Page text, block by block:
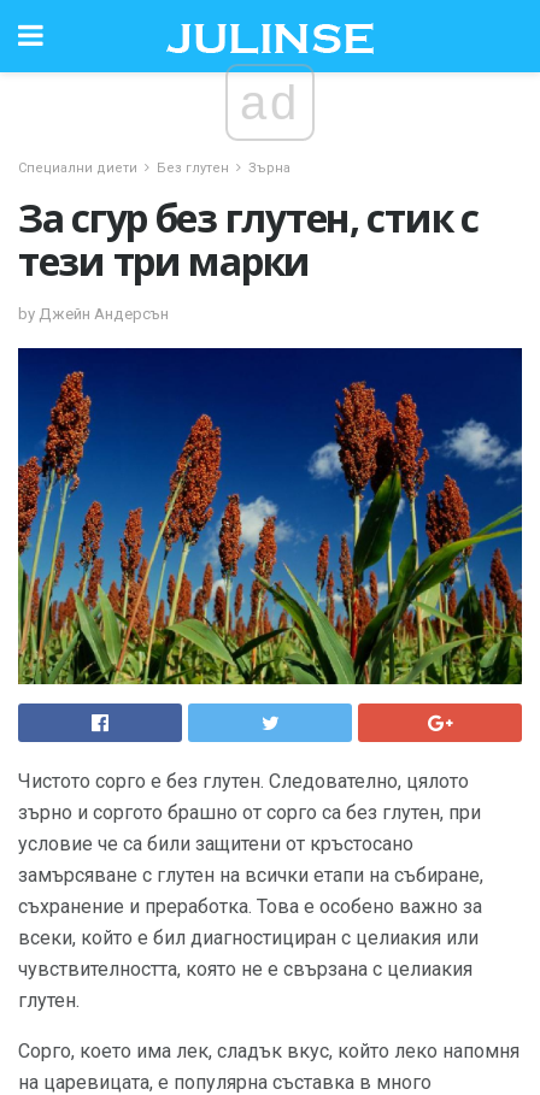
ad
Специални диети Без глутен Зърна
За сгур без глутен, стик с
тези три марки
by Джейн Андерсън
Чистото сорго е без глутен. Следователно, цялото
зърно и соргото брашно от сорго са без глутен, при
условие че са били защитени от кръстосано
замърсяване с глутен на всички етапи на събиране,
съхранение и преработка. Това е особено важно за
всеки, който е бил диагностициран с целиакия или
чувствителността, която не е свързана с целиакия
глутен.
Сорго, което има лек, сладък вкус, който леко напомня
на царевицата, е популярна съставка в много